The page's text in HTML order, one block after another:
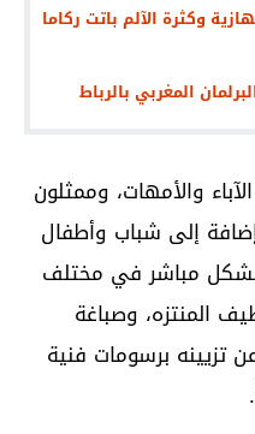
وكثرة الآلم باتت ركاما
المغربي بالرباط
والأمهات، وممثلون
إلى شباب وأطفال
بشكل مباشر في مختلف
المنتزه، وصباغة
تزيينه برسومات فنية